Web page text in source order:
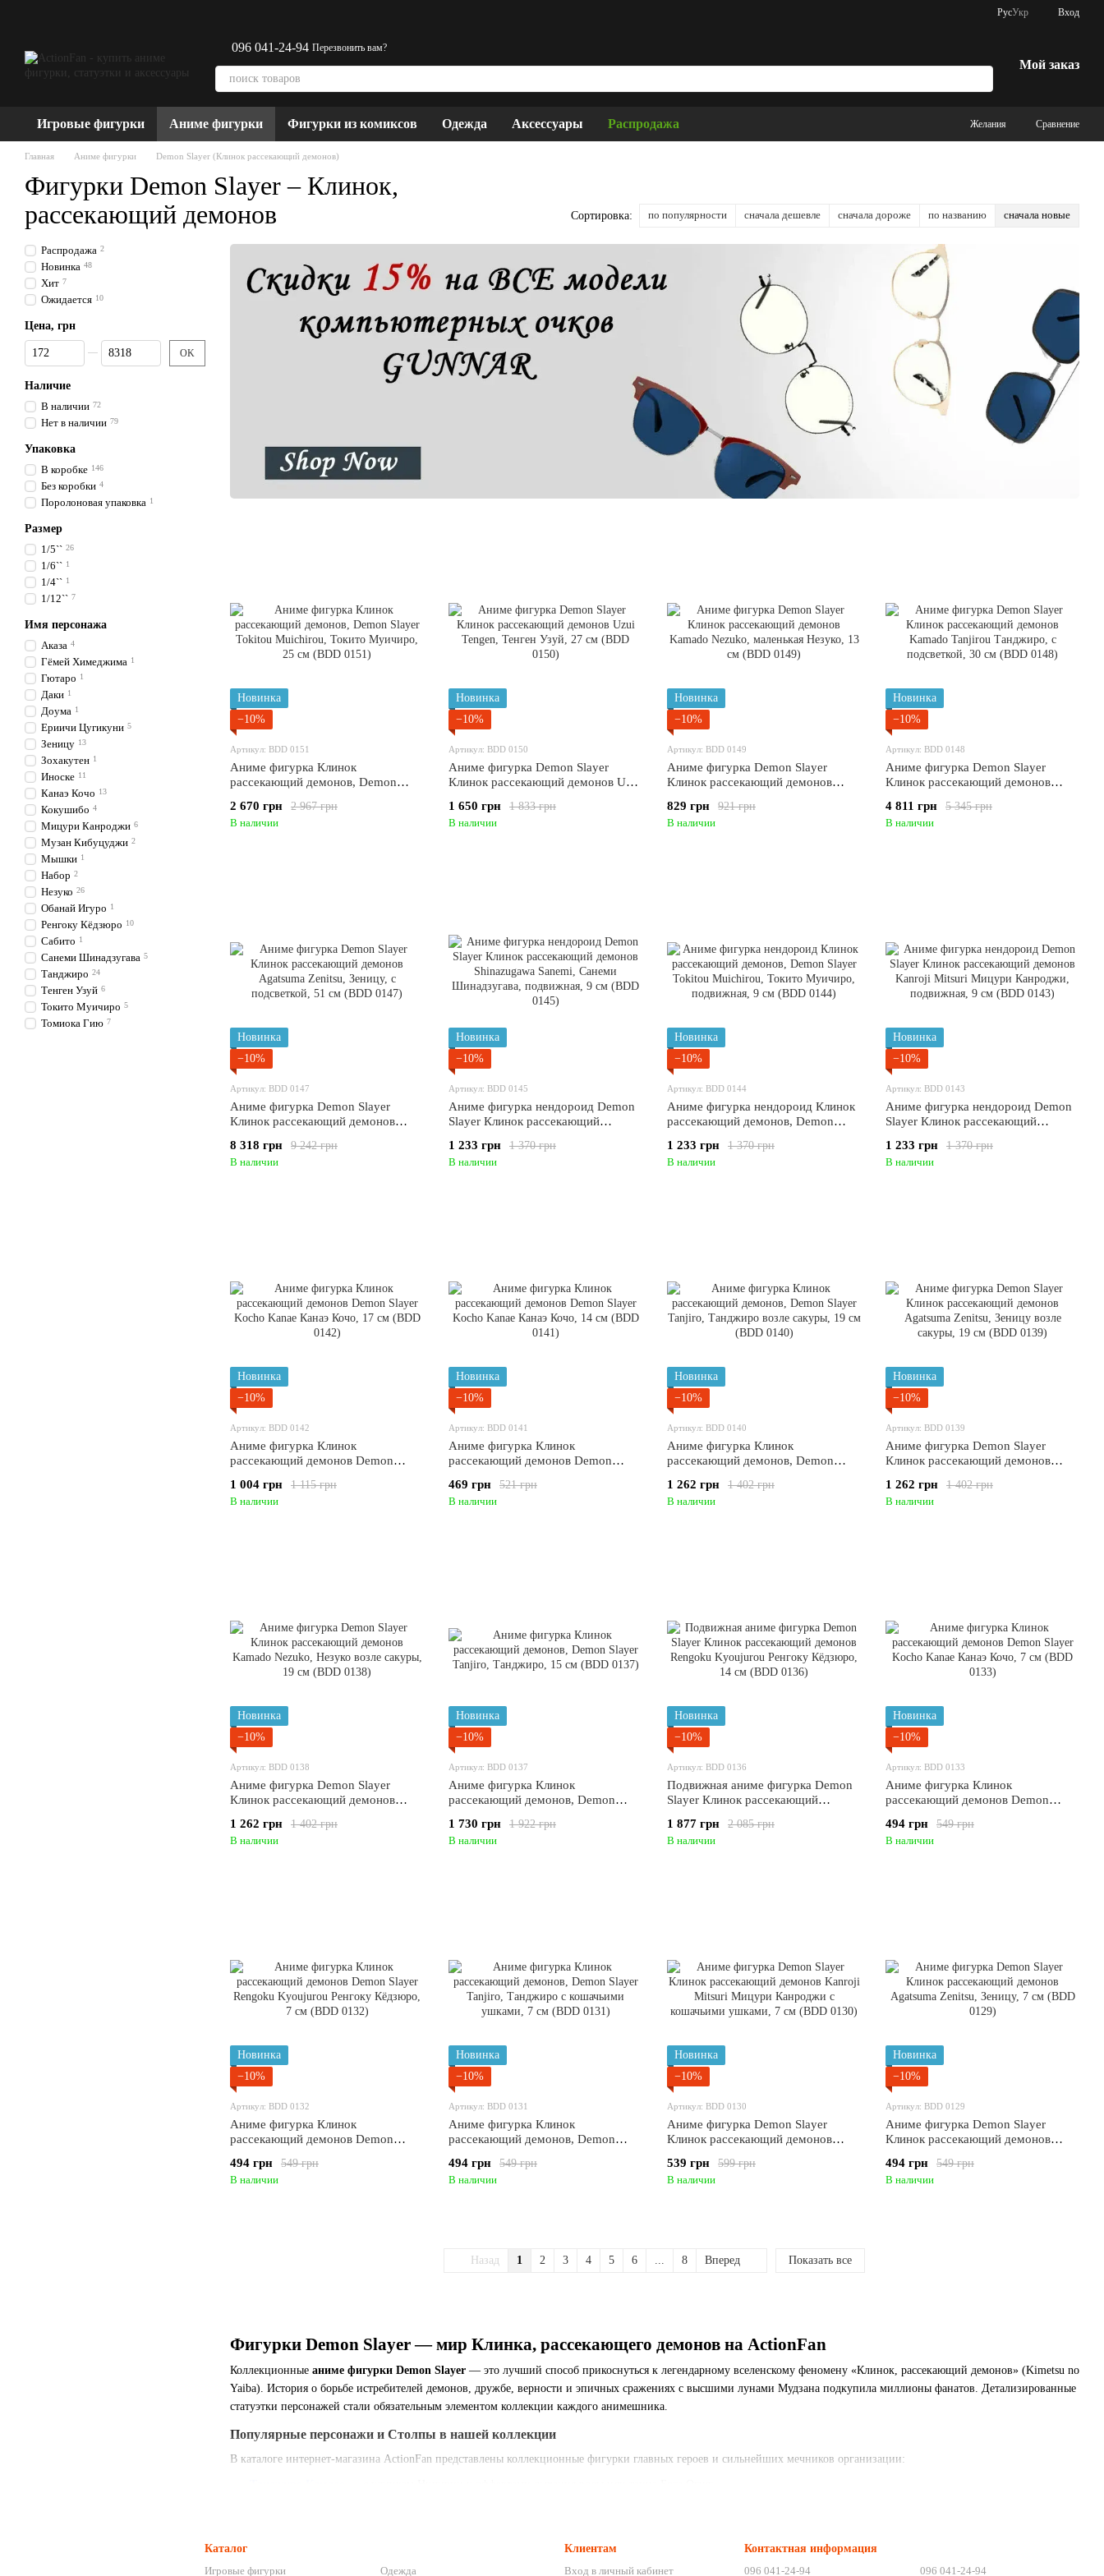
РусУкр Вход
096 041-24-94 Перезвонить вам?
Мой заказ
Игровые фигурки Аниме фигурки Фигурки из комиксов Одежда Аксессуары Распродажа Желания Сравнение
Главная Аниме фигурки Demon Slayer (Клинок рассекающий демонов)
Фигурки Demon Slayer – Клинок,
рассекающий демонов
Сортировка: по популярности сначала дешевле сначала дороже по названию сначала новые
Фигурки Demon Slayer — мир Клинка, рассекающего демонов на ActionFan
Коллекционные аниме фигурки Demon Slayer — это лучший способ прикоснуться к легендарному вселенскому феномену «Клинок, рассекающий демонов» (Kimetsu no
Yaiba). История о борьбе истребителей демонов, дружбе, верности и эпичных сражениях с высшими лунами Мудзана подкупила миллионы фанатов. Детализированные
статуэтки персонажей стали обязательным элементом коллекции каждого анимешника.
Популярные персонажи и Столпы в нашей коллекции
В каталоге интернет-магазина ActionFan представлены коллекционные фигурки главных героев и сильнейших мечников организации:
Новинка
−10%
Артикул: BDD 0151
Аниме фигурка Клинок
рассекающий демонов, Demon
Муичиро, 25 см (BDD 0151)
2 967 грн
2 670 грн
В наличии
Новинка
−10%
Артикул: BDD 0150
Аниме фигурка Demon Slayer
Клинок рассекающий демонов Uzui
0150)
1 833 грн
1 650 грн
В наличии
Новинка
−10%
Артикул: BDD 0149
Аниме фигурка Demon Slayer
Клинок рассекающий демонов
13 см (BDD 0149)
921 грн
829 грн
В наличии
Новинка
−10%
Артикул: BDD 0148
Аниме фигурка Demon Slayer
Клинок рассекающий демонов
подсветкой, 30 см (BDD 0148)
5 345 грн
4 811 грн
В наличии
Новинка
−10%
Артикул: BDD 0147
Аниме фигурка Demon Slayer
Клинок рассекающий демонов
подсветкой, 51 см (BDD 0147)
9 242 грн
8 318 грн
В наличии
Новинка
−10%
Артикул: BDD 0145
Аниме фигурка нендороид Demon
Slayer Клинок рассекающий
Санеми Шинадзугава, подвижная, 9
см (BDD 0145)
1 370 грн
1 233 грн
В наличии
Новинка
−10%
Артикул: BDD 0144
Аниме фигурка нендороид Клинок
рассекающий демонов, Demon
Муичиро, подвижная, 9 см (BDD
0144)
1 370 грн
1 233 грн
В наличии
Новинка
−10%
Артикул: BDD 0143
Аниме фигурка нендороид Demon
Slayer Клинок рассекающий
Канроджи, подвижная, 9 см (BDD
0143)
1 370 грн
1 233 грн
В наличии
Новинка
−10%
Артикул: BDD 0142
Аниме фигурка Клинок
рассекающий демонов Demon
см (BDD 0142)1 115 грн
1 004 грн
В наличии
Новинка
−10%
Артикул: BDD 0141
Аниме фигурка Клинок
рассекающий демонов Demon
см (BDD 0141)
521 грн
469 грн
В наличии
Новинка
−10%
Артикул: BDD 0140
Аниме фигурка Клинок
рассекающий демонов, Demon
сакуры, 19 см (BDD 0140)
1 402 грн
1 262 грн
В наличии
Новинка
−10%
Артикул: BDD 0139
Аниме фигурка Demon Slayer
Клинок рассекающий демонов
сакуры, 19 см (BDD 0139)
1 402 грн
1 262 грн
В наличии
Новинка
−10%
Артикул: BDD 0138
Аниме фигурка Demon Slayer
Клинок рассекающий демонов
сакуры, 19 см (BDD 0138)
1 402 грн
1 262 грн
В наличии
Новинка
−10%
Артикул: BDD 0137
Аниме фигурка Клинок
рассекающий демонов, Demon
(BDD 0137)1 922 грн
1 730 грн
В наличии
Новинка
−10%
Артикул: BDD 0136
Подвижная аниме фигурка Demon
Slayer Клинок рассекающий
Ренгоку Кёдзюро, 14 см (BDD
0136)
2 085 грн
1 877 грн
В наличии
Новинка
−10%
Артикул: BDD 0133
Аниме фигурка Клинок
рассекающий демонов Demon
см (BDD 0133)
549 грн
494 грн
В наличии
Новинка
−10%
Артикул: BDD 0132
Аниме фигурка Клинок
рассекающий демонов Demon
Кёдзюро, 7 см (BDD 0132)
549 грн
494 грн
В наличии
Новинка
−10%
Артикул: BDD 0131
Аниме фигурка Клинок
рассекающий демонов, Demon
кошачьими ушками, 7 см (BDD
0131)
549 грн
494 грн
В наличии
Новинка
−10%
Артикул: BDD 0130
Аниме фигурка Demon Slayer
Клинок рассекающий демонов
кошачьими ушками, 7 см (BDD
0130)
599 грн
539 грн
В наличии
Новинка
−10%
Артикул: BDD 0129
Аниме фигурка Demon Slayer
Клинок рассекающий демонов
(BDD 0129)549 грн
494 грн
В наличии
Назад 1 2 3 4 5 6 ... 8 Вперед Показать все
Распродажа 2
Новинка 48
Хит 7
Ожидается 10
Цена, грн
От Цена, грн
До Цена, грн
OK
Наличие
В наличии 72
Нет в наличии 79
Упаковка
В коробке 146
Без коробки 4
Поролоновая упаковка 1
Размер
1/5`` 26
1/6`` 1
1/4`` 1
1/12`` 7
Имя персонажа
Аказа 4
Гёмей Химеджима 1
Гютаро 1
Даки 1
Доума 1
Ериичи Цугикуни 5
Зеницу 13
Зохакутен 1
Иноске 11
Канаэ Кочо 13
Кокушибо 4
Мицури Канроджи 6
Музан Кибуцуджи 2
Мышки 1
Набор 2
Незуко 26
Обанай Игуро 1
Ренгоку Кёдзюро 10
Сабито 1
Санеми Шинадзугава 5
Танджиро 24
Тенген Узуй 6
Токито Муичиро 5
Томиока Гию 7
Каталог
Игровые фигурки
Одежда
Клиентам
Вход в личный кабинет
Контактная информация
096 041-24-94
096 041-24-94